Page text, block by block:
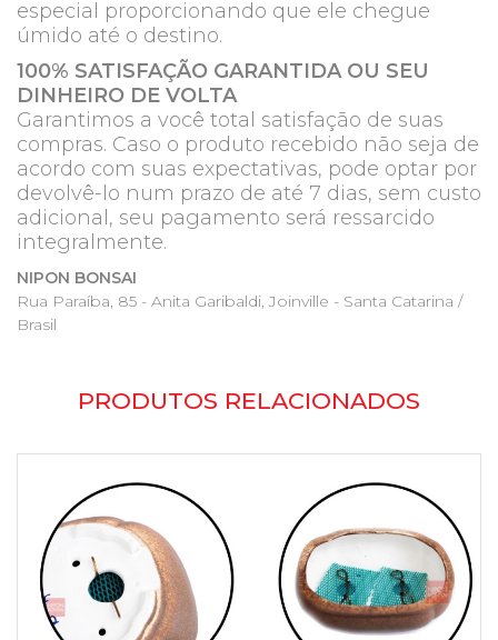
especial proporcionando que ele chegue
úmido até o destino.
100% SATISFAÇÃO GARANTIDA OU SEU
DINHEIRO DE VOLTA
Garantimos a você total satisfação de suas
compras. Caso o produto recebido não seja de
acordo com suas expectativas, pode optar por
devolvê-lo num prazo de até 7 dias, sem custo
adicional, seu pagamento será ressarcido
integralmente.
NIPON BONSAI
Rua Paraíba, 85 - Anita Garibaldi, Joinville - Santa Catarina /
Brasil
PRODUTOS RELACIONADOS